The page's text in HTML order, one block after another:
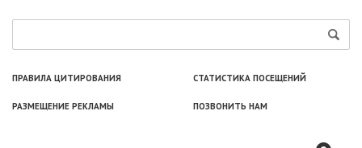
ПРАВИЛА ЦИТИРОВАНИЯ СТАТИСТИКА ПОСЕЩЕНИЙ
РАЗМЕЩЕНИЕ РЕКЛАМЫ ПОЗВОНИТЬ НАМ